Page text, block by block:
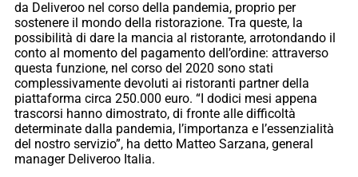
da Deliveroo nel corso della pandemia, proprio per
sostenere il mondo della ristorazione. Tra queste, la
possibilità di dare la mancia al ristorante, arrotondando il
conto al momento del pagamento dell’ordine: attraverso
questa funzione, nel corso del 2020 sono stati
complessivamente devoluti ai ristoranti partner della
piattaforma circa 250.000 euro. “I dodici mesi appena
trascorsi hanno dimostrato, di fronte alle difficoltà
determinate dalla pandemia, l’importanza e l’essenzialità
del nostro servizio”, ha detto Matteo Sarzana, general
manager Deliveroo Italia.